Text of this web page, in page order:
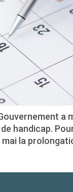
a
handicap.
la